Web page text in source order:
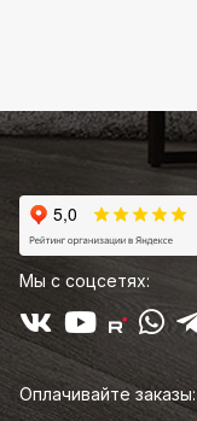
Мы с соцсетях:
Оплачивайте заказы: